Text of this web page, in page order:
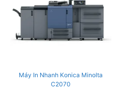
Máy In Nhanh Konica Minolta
C2070